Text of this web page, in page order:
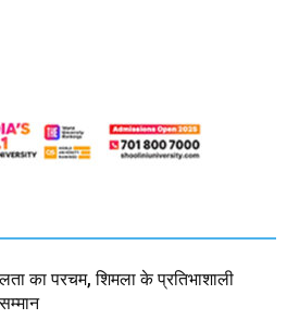
का परचम, शिमला के प्रतिभाशाली
सम्मान